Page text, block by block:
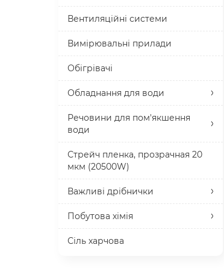
Вентиляційні системи
Вимірювальні прилади
Обігрівачі
Обладнання для води
Речовини для пом'якшення
води
Стрейч пленка, прозрачная 20
мкм (20500W)
Важливі дрібнички
Побутова хімія
Сіль харчова